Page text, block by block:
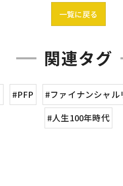
一覧に戻る
関連タグ
#PFP #ファイナンシャル
#人生100年時代